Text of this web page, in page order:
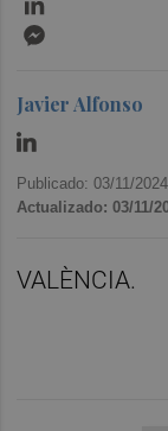
Javier Alfonso
Publicado: 03/11/2024
Actualizado: 03/11/
VALÈNCIA.